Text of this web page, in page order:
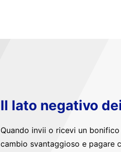
Il lato negativo
Quando invii o ricevi un
cambio svantaggioso e pagare